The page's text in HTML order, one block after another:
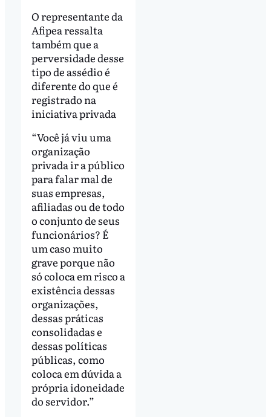
O representante da
Afipea ressalta
também que a
perversidade desse
tipo de assédio é
diferente do que é
registrado na
iniciativa privada
“Você já viu uma
organização
privada ir a público
para falar mal de
suas empresas,
afiliadas ou de todo
o conjunto de seus
funcionários? É
um caso muito
grave porque não
só coloca em risco a
existência dessas
organizações,
dessas práticas
consolidadas e
dessas políticas
públicas, como
coloca em dúvida a
própria idoneidade
do servidor.”